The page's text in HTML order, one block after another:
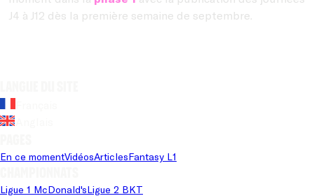
J4 à J12 dès la première semaine de septembre.
En ce momentVidéosArticlesFantasy L1
Ligue 1 McDonald'sLigue 2 BKT